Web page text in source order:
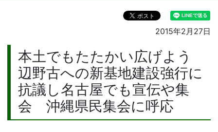
2015年2月27日
本土でもたたかい広げよう
辺野古への新基地建設強行に
抗議し名古屋でも宣伝や集
会 沖縄県民集会に呼応